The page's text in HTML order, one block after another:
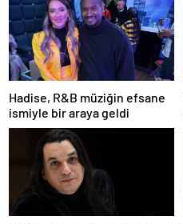
Hadise, R&B müziğin efsane
ismiyle bir araya geldi